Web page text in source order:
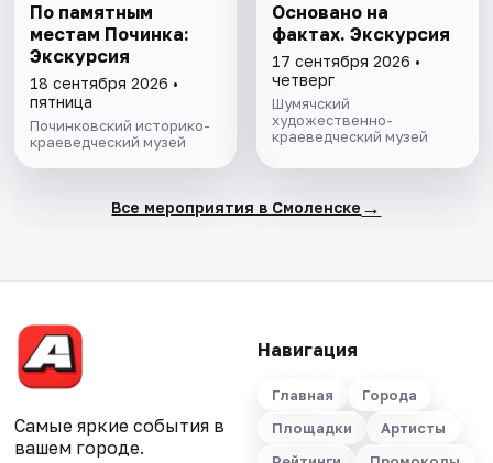
По памятным
местам Починка:
Экскурсия
18 сентября 2026 •
пятница
Починковский историко-
краеведческий музей
Основано на
фактах. Экскурсия
17 сентября 2026 •
четверг
Шумячский
художественно-
краеведческий музей
Все мероприятия в Смоленске →
Самые яркие события в
вашем городе.
Навигация
Главная
Города
Площадки
Артисты